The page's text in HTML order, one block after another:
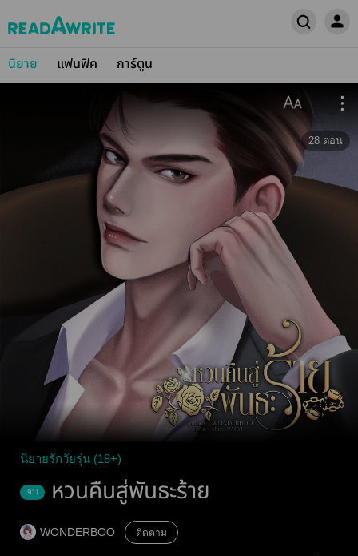
นิยาย แฟนฟิค การ์ตูน
28 ตอน
นิยายรักวัยรุ่น (18+)
จบ หวนคืนสู่พันธะร้าย
WONDERBOO ติดตาม